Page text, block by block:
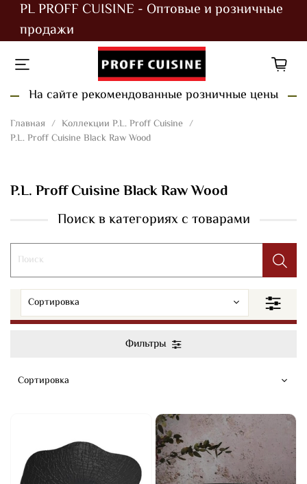
PL PROFF CUISINE - Оптовые и розничные
продажи
На сайте рекомендованные розничные цены
Главная
Коллекции P.L. Proff Cuisine
P.L. Proff Cuisine Black Raw Wood
P.L. Proff Cuisine Black Raw Wood
Поиск в категориях с товарами
Фильтры